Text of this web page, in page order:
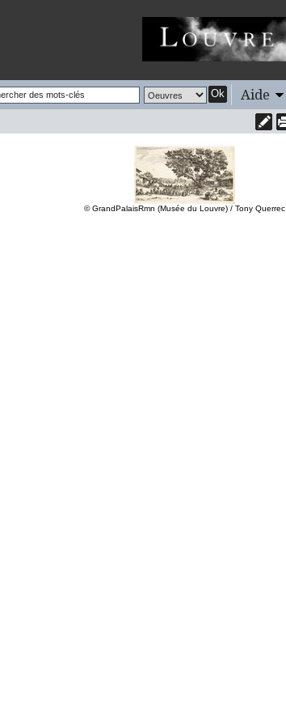
Ok Aide
© GrandPalaisRmn (Musée du Louvre) / Tony Querrec